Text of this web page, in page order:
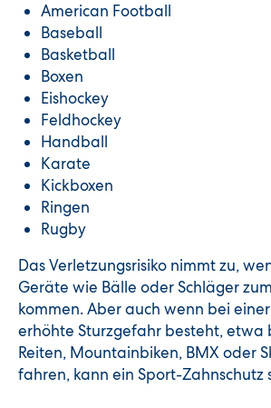
American Football
Baseball
Basketball
Boxen
Eishockey
Feldhockey
Handball
Karate
Kickboxen
Ringen
Rugby
Das Verletzungsrisiko nimmt zu,
Geräte wie Bälle oder Schläger
kommen. Aber auch wenn bei
erhöhte Sturzgefahr besteht, etwa
Reiten, Mountainbiken, BMX oder
fahren, kann ein Sport-Zahnschutz